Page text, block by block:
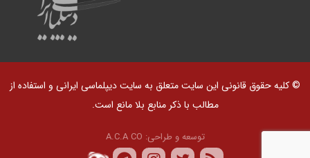
© کلیه حقوق قانونی این سایت متعلق به سایت دیپلماسی ایرانی و استفاده از
مطالب با ذکر منابع بلا مانع است.
توسعه و طراحی: A.C.A CO